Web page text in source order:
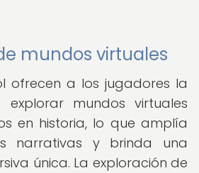
mundos virtuales
ofrecen a los jugadores la
mundos virtuales
en historia, lo que amplía
narrativas y brinda una
única. La exploración de